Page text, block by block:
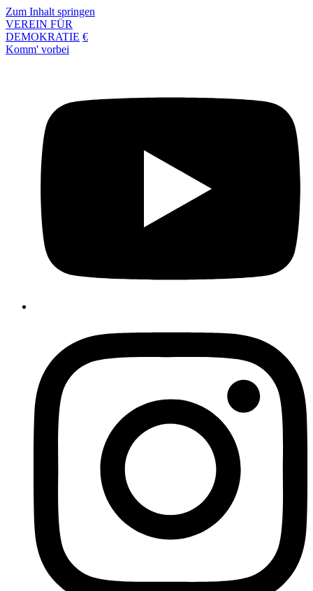
Zum Inhalt springen
VEREIN FÜR
DEMOKRATIE €
Komm' vorbei